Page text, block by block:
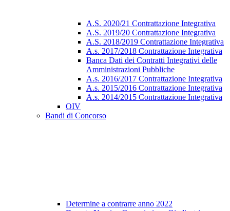
A.S. 2020/21 Contrattazione Integrativa
A.S. 2019/20 Contrattazione Integrativa
A.S. 2018/2019 Contrattazione Integrativa
A.s. 2017/2018 Contrattazione Integrativa
Banca Dati dei Contratti Integrativi delle
Amministrazioni Pubbliche
A.s. 2016/2017 Contrattazione Integrativa
A.s. 2015/2016 Contrattazione Integrativa
A.s. 2014/2015 Contrattazione Integrativa
OIV
Bandi di Concorso
Determine a contrarre anno 2022